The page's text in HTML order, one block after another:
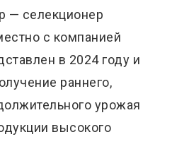
— селекционер
с компанией
в 2024 году и
раннего,
урожая
высокого